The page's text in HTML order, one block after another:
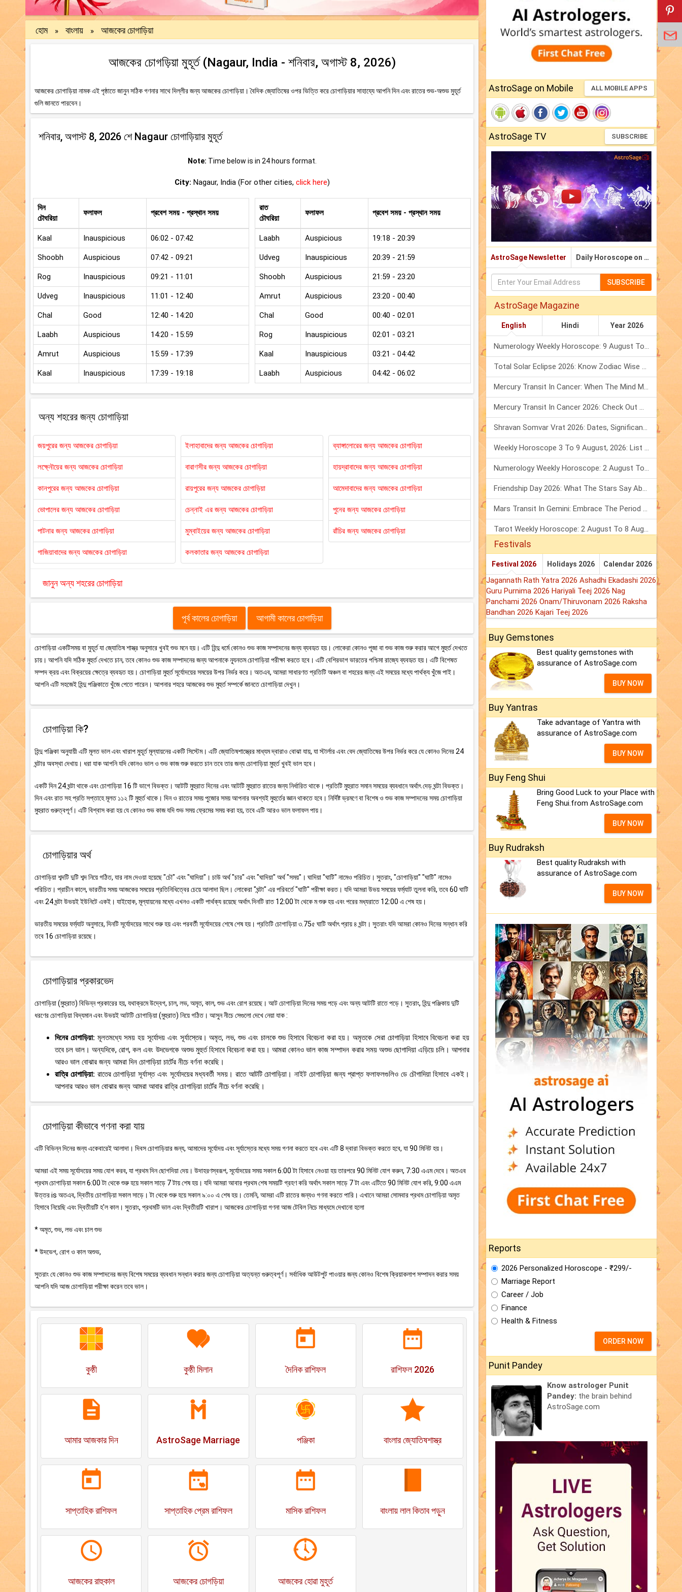
হোম » বাংলায় » আজকের চোগাড়িয়া
আজকের চোগড়িয়া মুহূর্ত (Nagaur, India - শনিবার, অগাস্ট 8, 2026)
আজকের চোগাড়িয়া নামক এই পৃষ্ঠাতে জানুন সঠিক গণনার সাথে দিল্লীর জন্য আজকের চোগাড়িয়া। বৈদিক জ্যোতিষের ওপর ভিত্তি করে চোগাড়িয়ার সাহায্যে আপনি দিন এবং রাতের শুভ-অশুভ মুহূর্ত
গুলি জানতে পারবেন।
শনিবার, অগাস্ট 8, 2026 শে Nagaur চোগাড়িয়ার মুহূর্ত
Note: Time below is in 24 hours format.
City: Nagaur, India (For other cities, click here)
দিন
চৌঘরিয়া
ফলাফল প্রবেশ সময় - প্রস্থান সময়
Kaal Inauspicious 06:02 - 07:42
Shoobh Auspicious 07:42 - 09:21
Rog Inauspicious 09:21 - 11:01
Udveg Inauspicious 11:01 - 12:40
Chal Good 12:40 - 14:20
Laabh Auspicious 14:20 - 15:59
Amrut Auspicious 15:59 - 17:39
Kaal Inauspicious 17:39 - 19:18
রাত
চৌঘরিয়া
ফলাফল প্রবেশ সময় - প্রস্থান সময়
Laabh Auspicious 19:18 - 20:39
Udveg Inauspicious 20:39 - 21:59
Shoobh Auspicious 21:59 - 23:20
Amrut Auspicious 23:20 - 00:40
Chal Good 00:40 - 02:01
Rog Inauspicious 02:01 - 03:21
Kaal Inauspicious 03:21 - 04:42
Laabh Auspicious 04:42 - 06:02
অন্য শহরের জন্য চোগাড়িয়া
জয়পুরের জন্য আজকের চোগাড়িয়া
লক্ষ্নৌয়ের জন্য আজকের চোগাড়িয়া
কানপুরের জন্য আজকের চোগাড়িয়া
ভোপালের জন্য আজকের চোগাড়িয়া
পাটনার জন্য আজকের চোগাড়িয়া
গাজিয়াবাদের জন্য আজকের চোগাড়িয়া
ইলাহাবাদের জন্য আজকের চোগাড়িয়া
বারাণসীর জন্য আজকের চোগাড়িয়া
রায়পুরের জন্য আজকের চোগাড়িয়া
চেন্নাই এর জন্য আজকের চোগাড়িয়া
মুম্বাইয়ের জন্য আজকের চোগাড়িয়া
কলকাতার জন্য আজকের চোগাড়িয়া
ব্যাঙ্গালোরের জন্য আজকের চোগাড়িয়া
হায়দ্রাবাদের জন্য আজকের চোগাড়িয়া
আমেদাবাদের জন্য আজকের চোগাড়িয়া
পুনের জন্য আজকের চোগাড়িয়া
রাঁচির জন্য আজকের চোগাড়িয়া
জানুন অন্য শহরের চোগাড়িয়া
পূর্ব কালের চোগাড়িয়া আগামী কালের চোগাড়িয়া
চোগাড়িয়া একটিসময় বা মুহূর্ত যা জ্যোতিষ শাস্ত্র অনুসারে খুবই শুভ মনে হয়। এটি হিন্দু ধর্মে কোনও শুভ কাজ সম্পাদনের জন্য ব্যবহৃত হয়। লোকেরা কোনও পূজা বা শুভ কাজ শুরু করার আগে মুহুর্ত দেখতে
চায়। আপনি যদি সঠিক মুহুর্ত দেখতে চান, তবে কোনও শুভ কাজ সম্পাদনের জন্য আপনাকে ন্যূনতম চোগাড়িয়া পরীক্ষা করতে হবে। এটি বেশিরভাগ ভারতের পশ্চিমা রাজ্যে ব্যবহৃত হয়। এটি বিশেষত
সম্পদ ক্রয় এবং বিক্রয়ের ক্ষেত্রে ব্যবহৃত হয়। চোগাড়িয়া মুহুর্ত সূর্যোদয়ের সময়ের উপর নির্ভর করে। অতএব, আমরা সাধারণত প্রতিটি অঞ্চল বা শহরের জন্য এই সময়ের মধ্যে পার্থক্য খুঁজে পাই।
আপনি এটি সহজেই হিন্দু পঞ্জিকাতে খুঁজে পেতে পারেন। আপনার শহরে আজকের শুভ মুহুর্ত সম্পর্কে জানতে চোগাড়িয়া দেখুন।
চোগাড়িয়া কি?
হিন্দু পঞ্জিকা অনুযায়ী এটি মূলত ভাল এবং খারাপ মুহূর্ত মূল্যায়নের একটি সিস্টেম। এটি জ্যোতিষশাস্ত্রের মাধ্যম দ্বারাও বোঝা যায়, যা স্টার্লার এবং বেদ জ্যোতিষের উপর নির্ভর করে যে কোনও দিনের 24
ঘন্টার অবস্থা দেখায়। ধরা যাক আপনি যদি কোনও ভাল ও শুভ কাজ শুরু করতে চান তবে তার জন্য চোগাড়িয়া মুহুর্ত খুবই ভাল হবে।
একটি দিন 24 ঘন্টা থাকে এবং চোগাড়িয়া 16 টি ভাগে বিভক্ত। আটটি মুহুরাত দিনের এবং আটটি মুহুরাত রাতের জন্য নির্ধারিত থাকে। প্রতিটি মুহুরাত সমান সময়ের ব্যবধানে অর্থাৎ দেড় ঘন্টা বিভক্ত।
দিন এবং রাত সহ প্রতি সপ্তাহে মূলত ১১২ টি মুহুর্ত থাকে। দিন ও রাতের সময় পুজোর সময় আপনার অবশ্যই মুহুর্তের জ্ঞান থাকতে হবে। নির্দিষ্ট ভ্রমণে বা বিশেষ ও শুভ কাজ সম্পাদনের সময় চোগাড়িয়া
মুহুরাত গুরুত্বপূর্ণ। এটি বিশ্বাস করা হয় যে কোনও শুভ কাজ যদি শুভ সময় ফ্রেমের সময় করা হয়, তবে এটি আরও ভাল ফলাফল পায়।
চোগাড়িয়ার অর্থ
চোগাড়িয়া শব্দটি দুটি শব্দ নিয়ে গঠিত, যার নাম দেওয়া হয়েছে "চৌ" এবং "ঘাদিয়া"। চাউ অর্থ "চার" এবং "ঘাদিয়া" অর্থ "সময়"। ঘাদিয়া "ঘাটি" নামেও পরিচিত। সুতরাং, "চোগাড়িয়া" "ঘাটি" নামেও
পরিচিত। প্রাচীন কালে, ভারতীয় সময় আজকের সময়ের প্রতিনিধিত্বের চেয়ে আলাদা ছিল। লোকেরা "ঘন্টা" এর পরিবর্তে "ঘাটি" পরীক্ষা করত। যদি আমরা উভয় সময়ের ফর্ম্যাট তুলনা করি, তবে 60 ঘাটি
এবং 24 ঘন্টা উভয়ই ইউনিটে একই। যাইহোক, মূল্যায়নের মধ্যে এখনও একটি পার্থক্য রয়েছে অর্থাৎ দিনটি রাত 12:00 টা থেকে ম শুরু হয় এবং পরের মধ্যরাতে 12:00 এ শেষ হয়।
ভারতীয় সময়ের ফর্ম্যাট অনুসারে, দিনটি সূর্যোদয়ের সাথে শুরু হয় এবং পরবর্তী সূর্যোদয়ের শেষে শেষ হয়। প্রতিটি চোগাড়িয়া ৩.75৫ ঘাটি অর্থাৎ প্রায় ৪ ঘন্টা। সুতরাং যদি আমরা কোনও দিনের সন্ধান করি
তবে 16 চোগাড়িয়া রয়েছে।
চোগাড়িয়ার প্রকারভেদ
চোগাড়িয়া (মুহুরাত) বিভিন্ন প্রকারের হয়, যথাক্রমে উদ্বেগ, চাল, লভ, অমৃত, কাল, শুভ এবং রোগ রয়েছে। আট চোগাড়িয়া দিনের সময় পড়ে এবং অন্য আটটি রাতে পড়ে। সুতরাং, হিন্দু পঞ্জিকায় দুটি
ধরণের চোগাড়িয়া বিদ্যমান এবং উভয়ই আটটি চোগাড়িয়া (মুহুরাত) নিয়ে গঠিত। আসুন নীচে সেগুলো দেখে নেয়া যাক :
দিনের চোগাড়িয়া: মূলতমধ্যে সময় হয় সূর্যোদয় এবং সূর্যাস্তের। অমৃত, লভ, শুভ এবং চালকে শুভ হিসাবে বিবেচনা করা হয়। অমৃতকে সেরা চোগাড়িয়া হিসাবে বিবেচনা করা হয়
তবে চল ভাল। অন্যদিকে, রোগ, কল এবং উদভেগকে অশুভ মুহুর্ত হিসাবে বিবেচনা করা হয়। আমরা কোনও ভাল কাজ সম্পাদন করার সময় অশুভ ছোগাদিয়া এড়িয়ে চলি। আপনার
আরও ভাল বোঝার জন্য আমরা দিন চোগাড়িয়া চার্টের নীচে বর্ণনা করেছি।
রাত্রি চোগাড়িয়া: রাতের চোগাড়িয়া সূর্যাস্ত এবং সূর্যোদয়ের মধ্যবর্তী সময়। রাতে আটটি চোগাড়িয়া। নাইট চোগাড়িয়া জন্য প্রাপ্ত ফলাফলগুলিও ডে চৌগাদিয়া হিসাবে একই।
আপনার আরও ভাল বোঝার জন্য আমরা আবার রাত্রি চোগাড়িয়া চার্টের নীচে বর্ণনা করেছি।
চোগাড়িয়া কীভাবে গণনা করা যায়
এটি বিভিন্ন দিনের জন্য একেবারেই আলাদা। দিবস চোগাড়িয়ার জন্য, আমাদের সূর্যোদয় এবং সূর্যাস্তের মধ্যে সময় গণনা করতে হবে এবং এটি 8 দ্বারা বিভক্ত করতে হবে, যা 90 মিনিট হয়।
আমরা এই সময় সূর্যোদয়ের সময় যোগ করব, যা প্রথম দিন ছোগদিয়া দেয়। উদাহরণস্বরূপ, সূর্যোদয়ের সময় সকাল 6:00 টা হিসাবে নেওয়া হয় তারপরে 90 মিনিট যোগ করুন, 7:30 এএম দেবে। অতএব
প্রথম চোগাড়িয়া সকাল 6:00 টা থেকে শুরু হয়ে সকাল সাড়ে 7 টায় শেষ হয়। যদি আমরা আবার প্রথম শেষ সময়টি গ্রহণ করি অর্থাৎ সকাল সাড়ে 7 টা এবং এটিতে 90 মিনিট যোগ করি, 9:00 এএম
উত্তর is অতএব, দ্বিতীয় চোগাড়িয়া সকাল সাড়ে। টা থেকে শুরু হয়ে সকাল ৯:০০ এ শেষ হয়। তেমনি, আমরা এটি রাতের জন্যও গণনা করতে পারি। এখানে আমরা সোমবার প্রথম চোগাড়িয়া অমৃত
হিসাবে নিয়েছি এবং দ্বিতীয়টি হ'ল কাল। সুতরাং, প্রথমটি ভাল এবং দ্বিতীয়টি খারাপ। আজকের চোগাড়িয়া গণনা আজ টেবিল নিচে মাধ্যমে দেখানো হলো
* অমৃত, শুভ, লভ এবং চাল শুভ
* উদভেগ, রোগ ও কাল অশুভ,
সুতরাং যে কোনও শুভ কাজ সম্পাদনের জন্য বিশেষ সময়ের ব্যবধান সন্ধান করার জন্য চোগাড়িয়া অত্যন্ত গুরুত্বপূর্ণ। সর্বাধিক আউটপুট পাওয়ার জন্য কোনও বিশেষ ক্রিয়াকলাপ সম্পাদন করার সময়
আপনি যদি আজ চোগাড়িয়া পরীক্ষা করেন তবে ভাল।
কুষ্ঠী কুষ্ঠী মিলান দৈনিক রাশিফল রাশিফল 2026
আমার আজকার দিন AstroSage Marriage পঞ্জিকা বাংলার জ্যোতিষশাস্ত্র
সাপ্তাহিক রাশিফল সাপ্তাহিক প্রেম রাশিফল মাসিক রাশিফল বাংলায় লাল কিতাব পড়ুন
আজকের রাহুকাল আজকের চোগড়িয়া আজকের হোৱা মুহূর্ত
AstroSage on Mobile ALL MOBILE APPS
AstroSage TV SUBSCRIBE
AstroSage Newsletter Daily Horoscope on Email
SUBSCRIBE
AstroSage Magazine
English Hindi Year 2026
Numerology Weekly Horoscope: 9 August To 15 August, 2026
Total Solar Eclipse 2026: Know Zodiac Wise Prediction
Mercury Transit In Cancer: When The Mind Meets The Heart!
Mercury Transit In Cancer 2026: Check Out What It Brings For You
Shravan Somvar Vrat 2026: Dates, Significance & Rituals In August
Weekly Horoscope 3 To 9 August, 2026: List Of Fasts & Festivals
Numerology Weekly Horoscope: 2 August To 8 August, 2026
Friendship Day 2026: What The Stars Say About Your Best Friend!
Mars Transit In Gemini: Embrace The Period Full Of Energy & Intelligence
Tarot Weekly Horoscope: 2 August To 8 August, 2026
Festivals
Festival 2026 Holidays 2026 Calendar 2026
Jagannath Rath Yatra 2026 Ashadhi Ekadashi 2026
Guru Purnima 2026 Hariyali Teej 2026 Nag
Panchami 2026 Onam/Thiruvonam 2026 Raksha
Bandhan 2026 Kajari Teej 2026
Buy Gemstones
Best quality gemstones with
assurance of AstroSage.com
BUY NOW
Buy Yantras
Take advantage of Yantra with
assurance of AstroSage.com
BUY NOW
Buy Feng Shui
Bring Good Luck to your Place with
Feng Shui.from AstroSage.com
BUY NOW
Buy Rudraksh
Best quality Rudraksh with
assurance of AstroSage.com
BUY NOW
Reports
2026 Personalized Horoscope - ₹299/-
Marriage Report
Career / Job
Finance
Health & Fitness
ORDER NOW
Punit Pandey
Know astrologer Punit
Pandey: the brain behind
AstroSage.com